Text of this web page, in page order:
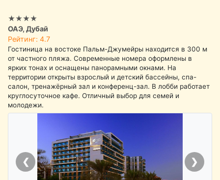
★★★★
ОАЭ, Дубай
Рейтинг: 4.7
Гостиница на востоке Пальм-Джумейры находится в 300 м
от частного пляжа. Современные номера оформлены в
ярких тонах и оснащены панорамными окнами. На
территории открыты взрослый и детский бассейны, спа-
салон, тренажёрный зал и конференц-зал. В лобби работает
круглосуточное кафе. Отличный выбор для семей и
молодежи.
❮ ❯